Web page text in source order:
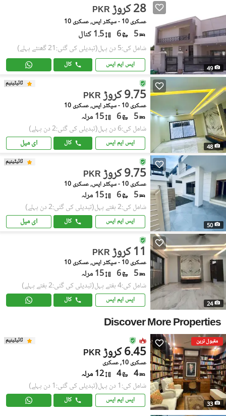
49
PKR 28 کروڑ
عسکری 10 - سیکٹر ایس, عسکری 10
5
6 1.5 کنال
شامل کی:5 دن پہل (تبدیلی کی گئی:21 گھنٹے پہلے)
ایس ایم ایس کال
48
ٹائیٹینیم
PKR 9.75 کروڑ
عسکری 10 - سیکٹر ایس, عسکری 10
5
6 15 مرلہ
شامل کی:6 دن پہل (تبدیلی کی گئی:2 دن پہلے)
ایس ایم ایس کال ای میل
50
ٹائیٹینیم
PKR 9.75 کروڑ
عسکری 10 - سیکٹر ایس, عسکری 10
5
6 15 مرلہ
شامل کی:2 ہفتے پہل (تبدیلی کی گئی:2 دن پہلے)
ایس ایم ایس کال ای میل
24
PKR 11 کروڑ
عسکری 10 - سیکٹر ایس, عسکری 10
5
6 15 مرلہ
شامل کی:4 ہفتے پہل (تبدیلی کی گئی:2 ہفتے پہلے)
ایس ایم ایس کال
Discover More Properties
مقبول ترین
33
ٹائیٹینیم
PKR 6.45 کروڑ
عسکری 10, عسکری
4
4 12 مرلہ
شامل کی:1 دن پہل (تبدیلی کی گئی:1 دن پہلے)
ایس ایم ایس کال